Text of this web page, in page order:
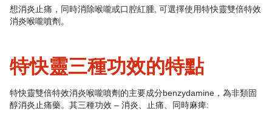
想消炎止痛，同時消除喉嚨或口腔紅腫, 可選擇使用特快靈雙倍特效
消炎喉嚨噴劑。
特快靈三種功效的特點
特快靈雙倍特效消炎喉嚨噴劑的主要成分benzydamine，為非類固
醇消炎止痛藥。其三種功效 – 消炎、止痛、同時麻痺: